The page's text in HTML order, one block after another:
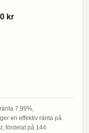
kr
7,99%,
en effektiv ränta på
fördelat på 144